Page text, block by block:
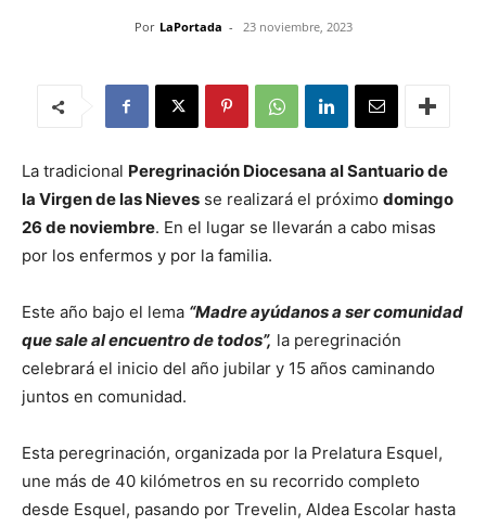
Por LaPortada - 23 noviembre, 2023
La tradicional Peregrinación Diocesana al Santuario de
la Virgen de las Nieves se realizará el próximo domingo
26 de noviembre. En el lugar se llevarán a cabo misas
por los enfermos y por la familia.
Este año bajo el lema “Madre ayúdanos a ser comunidad
que sale al encuentro de todos”, la peregrinación
celebrará el inicio del año jubilar y 15 años caminando
juntos en comunidad.
Esta peregrinación, organizada por la Prelatura Esquel,
une más de 40 kilómetros en su recorrido completo
desde Esquel, pasando por Trevelin, Aldea Escolar hasta